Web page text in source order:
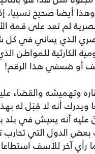
وهذا أيضا صحيح
لم تعد على قمة
الذي يعاني في
أو ضعفي هذا الرقم!
وتهميشه والقضاء
ويدرك أنه لا قِبَل له
عليه أنه يعيش في
الدول التي
رأي آخر للأسف